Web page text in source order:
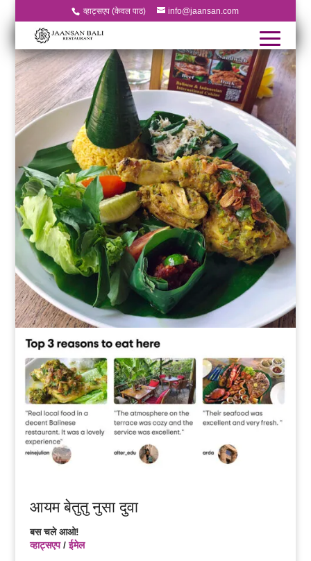
व्हाट्सएप (केवल पाठ) info@jaansan.com
आयम बेतुतु नुसा दुवा
बस चले आओ!
व्हाट्सएप/ईमेल